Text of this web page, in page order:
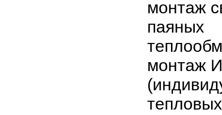
монтаж
паяных
монтаж